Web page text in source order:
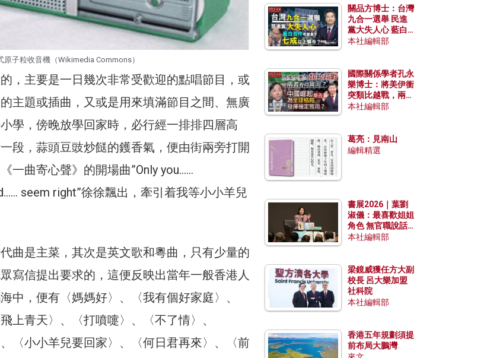
原子粒收音機（Wikimedia Commons）
，主要是一日幾次非常受歡迎的點唱節目，或
主題或插曲，又或是用來填滿節目之間、無廣
學，傍晚放學回家時，必行經一排排四層高
段，蒜頭豆豉炒餸的鑊香氣，便由街兩旁打開
一曲寄心聲》的開場曲”Only you……
seem right”徐徐飄出，牽引着我等小小羊兒
曲是主菜，其次是英文歌和粵曲，只有少量的
寫信提出要求的，這便反映出當年一般香港人
中，便有〈媽媽好〉、〈我有個好家庭〉、
上青天〉、〈打噴嚏〉、〈不了情〉、
〈小小羊兒要回家〉、〈何日君再來〉、〈前
關品方博士：台灣
九合一選舉 民進
黨大失人心 藍白
合作有望拿下七成
本社編輯部
國際關係學者孔永
樂博士：將美伊衝
突類比越戰，兩者
有何異同？中國崛
本社編輯部
葛亮：見南山
編輯精選
書展2026｜葉劉
淑儀：最喜歡姐姐
角色 無官職說話
包袱少
本社編輯部
梁鏡威獲任方大副
校長 呂大樂加盟
社科院
本社編輯部
香港五年規劃須提
前布局大鵬灣